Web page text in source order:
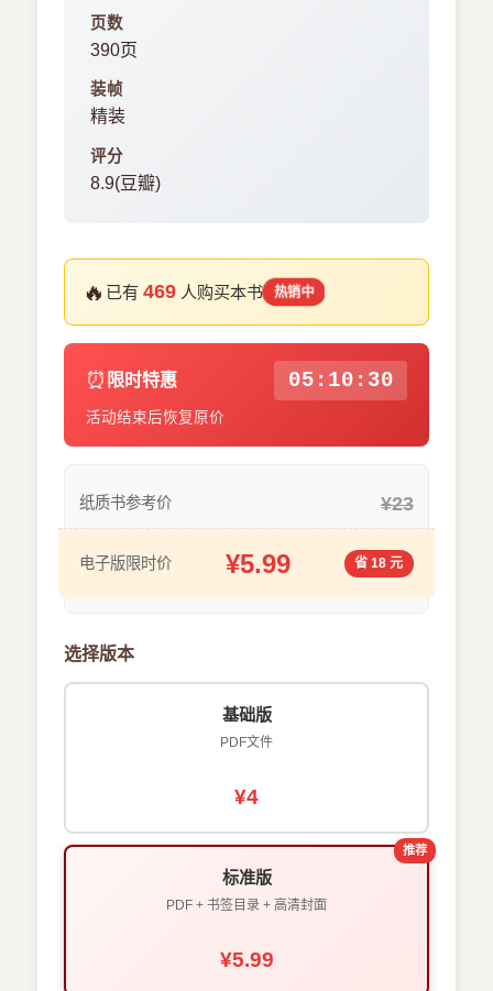
页数
390页
装帧
精装
评分
8.9(豆瓣)
🔥 已有469 人购买本书 热销中
⏰ 限时特惠 05:10:30
活动结束后恢复原价
纸质书参考价 ¥23
电子版限时价 ¥5.99 省 18 元
选择版本
基础版
PDF文件
¥4
推荐
标准版
PDF + 书签目录 + 高清封面
¥5.99